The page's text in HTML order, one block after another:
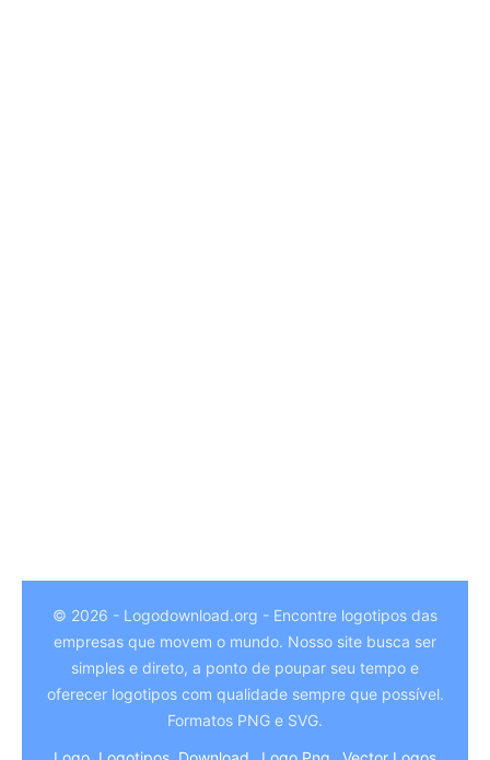
© 2026 - Logodownload.org - Encontre logotipos das
empresas que movem o mundo. Nosso site busca ser
simples e direto, a ponto de poupar seu tempo e
oferecer logotipos com qualidade sempre que possível.
Formatos PNG e SVG.
Hindi
German